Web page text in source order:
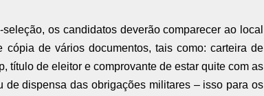
os candidatos deverão comparecer ao local
de vários documentos, tais como: carteira de
título de eleitor e comprovante de estar quite com as
dispensa das obrigações militares – isso para os